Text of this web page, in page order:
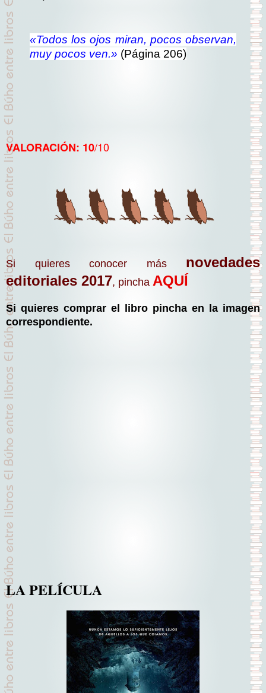
«Todos los ojos miran, pocos observan,
muy pocos ven.» (Página 206)
VALORACIÓN: 10/10
Si quieres conocer más novedades
editoriales 2017, pincha AQUÍ
Si quieres comprar el libro pincha en la imagen
correspondiente.
LA PELÍCULA